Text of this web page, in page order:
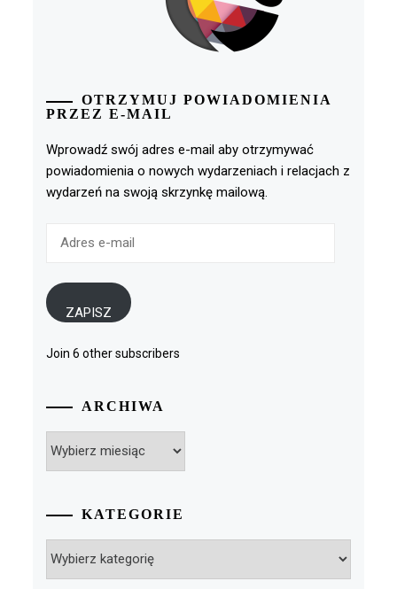
OTRZYMUJ POWIADOMIENIA
PRZEZ E-MAIL
Wprowadź swój adres e-mail aby otrzymywać
powiadomienia o nowych wydarzeniach i relacjach z
wydarzeń na swoją skrzynkę mailową.
ZAPISZ
Join 6 other subscribers
ARCHIWA
KATEGORIE